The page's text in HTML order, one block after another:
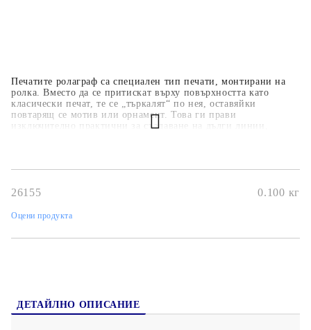
Печатите ролаграф са специален тип печати, монтирани на
ролка. Вместо да се притискат върху повърхността като
класически печат, те се „търкалят“ по нея, оставяйки
повтарящ се мотив или орнамент. Това ги прави
изключително практични за създаване на дълги линии,
един печат можеш да покриеш голяма повърхност.Предлагат
мастила.Използвайте дръжка за гумен ролков печат
26155 0.100 кг
Оцени продукта
ДЕТАЙЛНО ОПИСАНИЕ